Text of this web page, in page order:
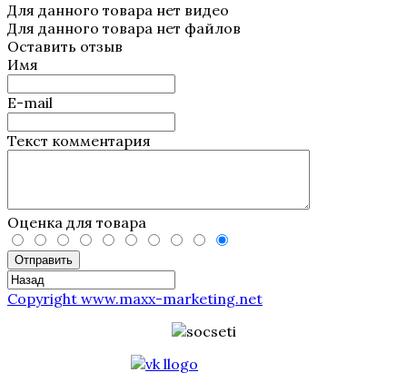
Для данного товара нет видео
Для данного товара нет файлов
Оставить отзыв
Имя
E-mail
Текст комментария
Оценка для товара
Отправить
Copyright www.maxx-marketing.net